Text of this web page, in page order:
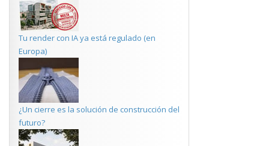
Tu render con IA ya está regulado (en
Europa)
¿Un cierre es la solución de construcción del
futuro?